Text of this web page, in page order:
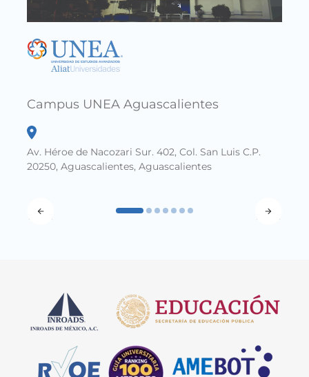
Campus UNEA Aguascalientes
Av. Héroe de Nacozari Sur. 402, Col. San Luis C.P.
20250, Aguascalientes, Aguascalientes